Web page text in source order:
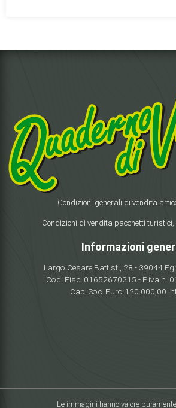
Condizioni generali di vendita
Condizioni di vendita pacchetti
Informazioni
Largo Cesare Battisti, 28 - 39044
Cod. Fisc. 01652670215 - P.iva n.
Cap. Soc. Euro 120.000,00
Le immagini hanno valore